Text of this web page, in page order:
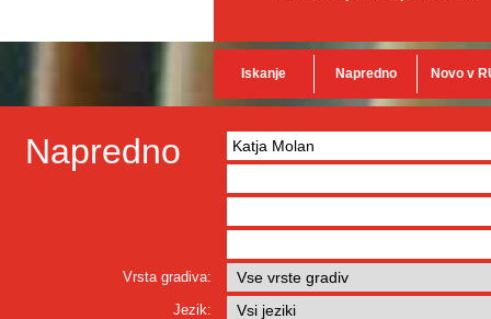
Iskanje Napredno Novo v
Napredno
Vrsta gradiva:
Jezik: